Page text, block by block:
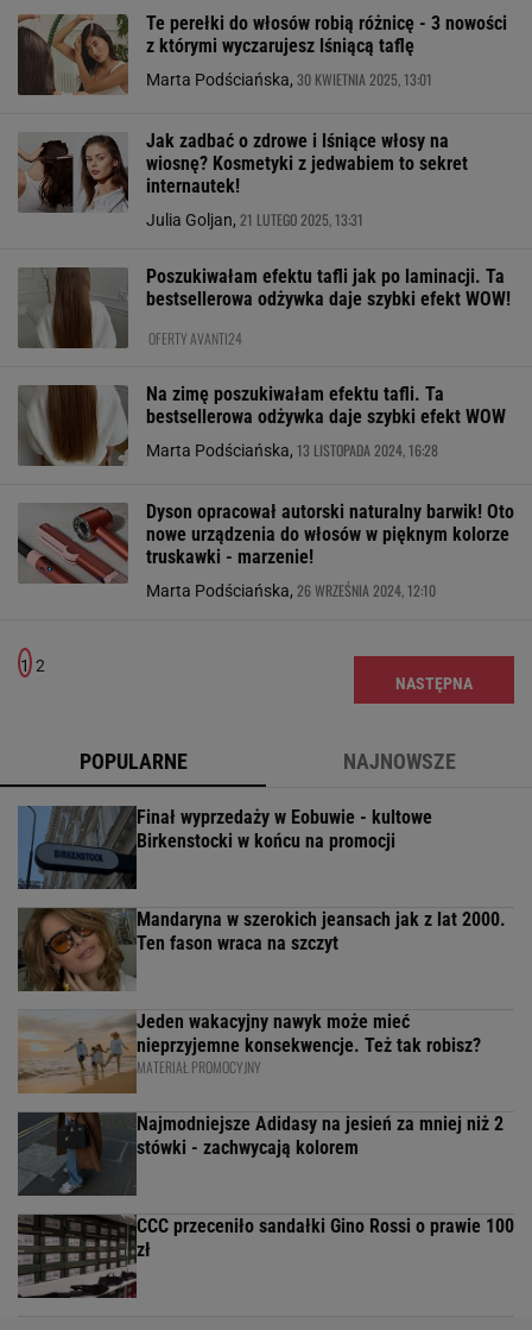
Te perełki do włosów robią różnicę - 3 nowości
z którymi wyczarujesz lśniącą taflę
Marta Podściańska, 30 KWIETNIA 2025, 13:01
Jak zadbać o zdrowe i lśniące włosy na
wiosnę? Kosmetyki z jedwabiem to sekret
internautek!
Julia Goljan, 21 LUTEGO 2025, 13:31
Poszukiwałam efektu tafli jak po laminacji. Ta
bestsellerowa odżywka daje szybki efekt WOW!
OFERTY AVANTI24
Na zimę poszukiwałam efektu tafli. Ta
bestsellerowa odżywka daje szybki efekt WOW
Marta Podściańska, 13 LISTOPADA 2024, 16:28
Dyson opracował autorski naturalny barwik! Oto
nowe urządzenia do włosów w pięknym kolorze
truskawki - marzenie!
Marta Podściańska, 26 WRZEŚNIA 2024, 12:10
1 2
NASTĘPNA
POPULARNE NAJNOWSZE
Finał wyprzedaży w Eobuwie - kultowe
Birkenstocki w końcu na promocji
Mandaryna w szerokich jeansach jak z lat 2000.
Ten fason wraca na szczyt
Jeden wakacyjny nawyk może mieć
nieprzyjemne konsekwencje. Też tak robisz?
MATERIAŁ PROMOCYJNY
Najmodniejsze Adidasy na jesień za mniej niż 2
stówki - zachwycają kolorem
CCC przeceniło sandałki Gino Rossi o prawie 100
zł